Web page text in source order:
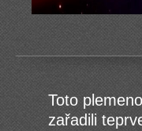
Toto
zařadili